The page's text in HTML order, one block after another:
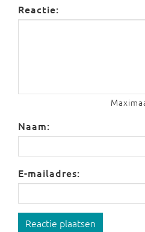
Reactie:
Naam:
E-mailadres:
Reactie plaatsen